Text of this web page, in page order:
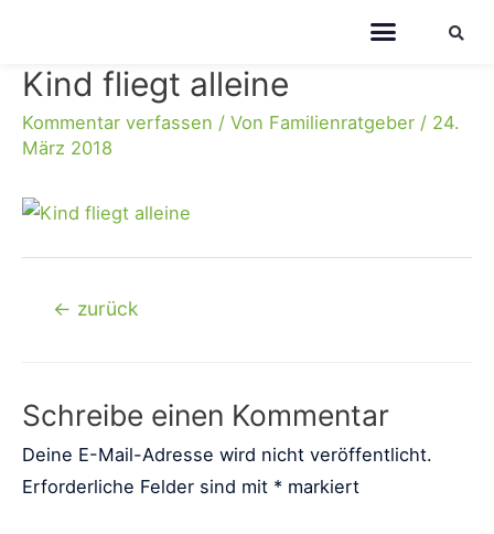
Kind fliegt alleine
Kommentar verfassen / Von Familienratgeber / 24.
März 2018
← zurück
Schreibe einen Kommentar
Deine E-Mail-Adresse wird nicht veröffentlicht.
Erforderliche Felder sind mit * markiert